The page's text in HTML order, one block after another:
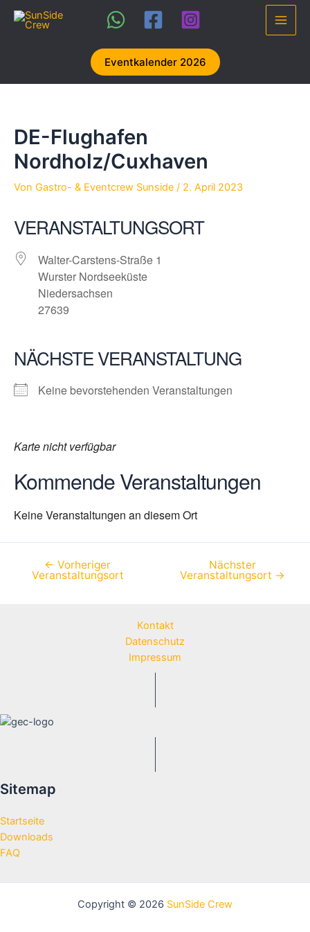
Inhalt
Main
Eventkalender 2026
DE-Flughafen
Nordholz/Cuxhaven
Von Gastro- & Eventcrew Sunside / 2. April 2023
VERANSTALTUNGSORT
Walter-Carstens-Straße 1
Wurster Nordseeküste
Niedersachsen
27639
NÄCHSTE VERANSTALTUNG
Keine bevorstehenden Veranstaltungen
Karte nicht verfügbar
Kommende Veranstaltungen
Keine Veranstaltungen an diesem Ort
Beitragsnavigation
← Vorheriger
Veranstaltungsort
Nächster
Veranstaltungsort →
Kontakt
Datenschutz
Impressum
Sitemap
Startseite
Downloads
FAQ
Copyright © 2026 SunSide Crew